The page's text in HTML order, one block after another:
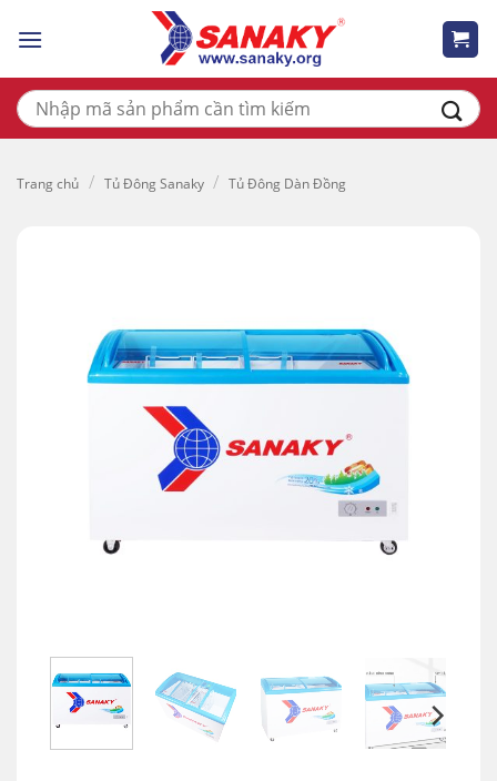
Tìm
kiếm:
Trang chủ / Tủ Đông Sanaky / Tủ Đông Dàn Đồng